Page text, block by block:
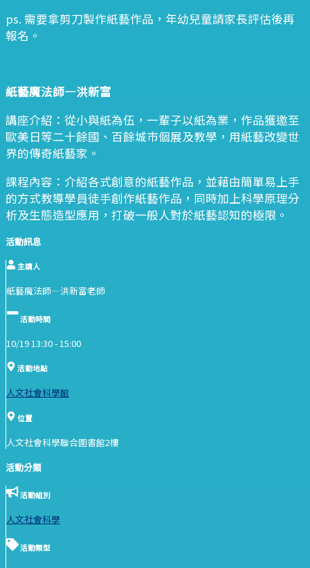
ps. 需要拿剪刀製作紙藝作品，年幼兒童請家長評估後再
報名。
紙藝魔法師—洪新富
講座介紹：從小與紙為伍，一輩子以紙為業，作品獲邀至
歐美日等二十餘國、百餘城市個展及教學，用紙藝改變世
界的傳奇紙藝家。
課程內容：介紹各式創意的紙藝作品，並藉由簡單易上手
的方式教導學員徒手創作紙藝作品，同時加上科學原理分
析及生態造型應用，打破一般人對於紙藝認知的極限。
活動訊息
主講人
紙藝魔法師—洪新富老師
活動時間
10/19 13:30 - 15:00
活動地點
人文社會科學館
位置
人文社會科學聯合圖書館2樓
活動分類
活動組別
人文社會科學
活動類型